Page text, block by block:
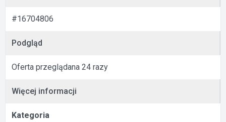
#16704806
Podgląd
Oferta przeglądana 24 razy
Więcej informacji
Kategoria